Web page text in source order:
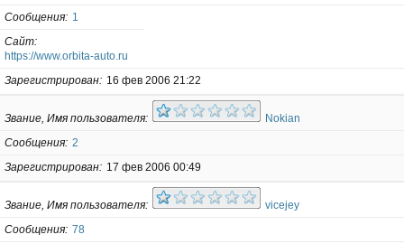
Сообщения
1
Сайт
https://www.orbita-auto.ru
Зарегистрирован
16 фев 2006 21:22
Звание, Имя пользователя
Nokian
Сообщения 2
Зарегистрирован
17 фев 2006 00:49
Звание, Имя пользователя
vicejey
Сообщения 78